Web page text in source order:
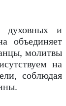
и
объединяет
молитвы
на
соблюдая